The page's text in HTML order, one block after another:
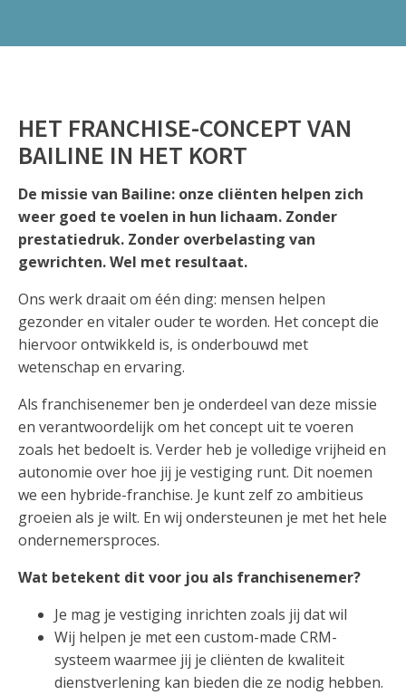
HET FRANCHISE-CONCEPT VAN
BAILINE IN HET KORT
De missie van Bailine: onze cliënten helpen zich
weer goed te voelen in hun lichaam. Zonder
prestatiedruk. Zonder overbelasting van
gewrichten. Wel met resultaat.
Ons werk draait om één ding: mensen helpen
gezonder en vitaler ouder te worden. Het concept die
hiervoor ontwikkeld is, is onderbouwd met
wetenschap en ervaring.
Als franchisenemer ben je onderdeel van deze missie
en verantwoordelijk om het concept uit te voeren
zoals het bedoelt is. Verder heb je volledige vrijheid en
autonomie over hoe jij je vestiging runt. Dit noemen
we een hybride-franchise. Je kunt zelf zo ambitieus
groeien als je wilt. En wij ondersteunen je met het hele
ondernemersproces.
Wat betekent dit voor jou als franchisenemer?
Je mag je vestiging inrichten zoals jij dat wil
Wij helpen je met een custom-made CRM-
systeem waarmee jij je cliënten de kwaliteit
dienstverlening kan bieden die ze nodig hebben.